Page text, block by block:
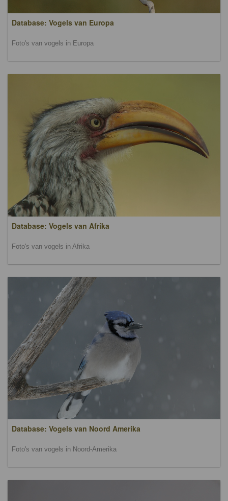
Database: Vogels van Europa
Foto's van vogels in Europa
Database: Vogels van Afrika
Foto's van vogels in Afrika
Database: Vogels van Noord Amerika
Foto's van vogels in Noord-Amerika